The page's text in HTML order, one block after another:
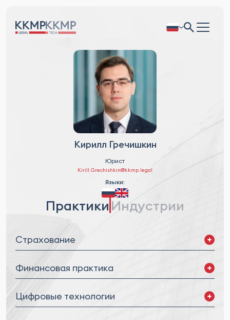
Кирилл Гречишкин
Юрист
Kirill.Grechishkin@kkmp.legal
Языки:
Практики Индустрии
Страхование
Страхование ответственности директоров и
должностных лиц (D&O)
Комплексные страховые продукты
Финансовая практика
Корпоративное финансирование
Проектное финансирование
Финансирование приобретения активов
Цифровые технологии